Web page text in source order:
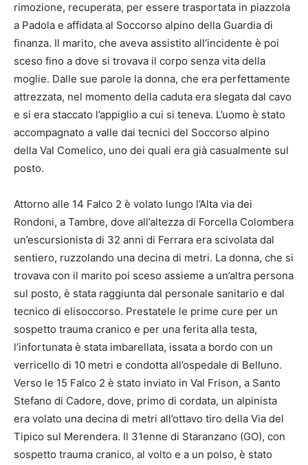
rimozione, recuperata, per essere trasportata in piazzola
a Padola e affidata al Soccorso alpino della Guardia di
finanza. Il marito, che aveva assistito all’incidente è poi
sceso fino a dove si trovava il corpo senza vita della
moglie. Dalle sue parole la donna, che era perfettamente
attrezzata, nel momento della caduta era slegata dal cavo
e si era staccato l’appiglio a cui si teneva. L’uomo è stato
accompagnato a valle dai tecnici del Soccorso alpino
della Val Comelico, uno dei quali era già casualmente sul
posto.
Attorno alle 14 Falco 2 è volato lungo l’Alta via dei
Rondoni, a Tambre, dove all’altezza di Forcella Colombera
un’escursionista di 32 anni di Ferrara era scivolata dal
sentiero, ruzzolando una decina di metri. La donna, che si
trovava con il marito poi sceso assieme a un’altra persona
sul posto, è stata raggiunta dal personale sanitario e dal
tecnico di elisoccorso. Prestatele le prime cure per un
sospetto trauma cranico e per una ferita alla testa,
l’infortunata è stata imbarellata, issata a bordo con un
verricello di 10 metri e condotta all’ospedale di Belluno.
Verso le 15 Falco 2 è stato inviato in Val Frison, a Santo
Stefano di Cadore, dove, primo di cordata, un alpinista
era volato una decina di metri all’ottavo tiro della Via del
Tipico sul Merendera. Il 31enne di Staranzano (GO), con
sospetto trauma cranico, al volto e a un polso, è stato